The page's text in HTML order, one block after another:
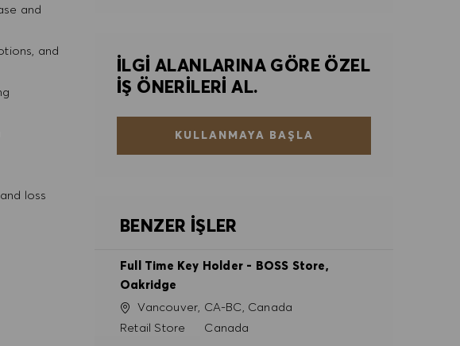
and
and
loss
İLGI ALANLARINA GÖRE ÖZEL
IŞ ÖNERILERI AL.
KULLANMAYA BAŞLA
BENZER İŞLER
Full Time Key Holder - BOSS Store,
Oakridge
Konum
Vancouver, CA-BC, Canada
Kategori
Retail Store Canada